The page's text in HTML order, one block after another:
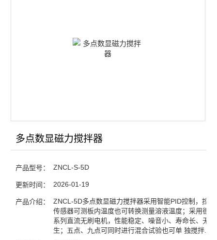
多点数显磁力搅拌器
产品型号： ZNCL-S-5D
更新时间： 2026-01-19
产品介绍：
ZNCL-5D多点数显磁力搅拌器采用智能PID控制，控
传感器可测板内温度也可转换测量溶液温度；采用德
系列直流无刷电机，性能稳定、噪音小、寿命长、无
生；五点、九点可同时进行混合试验也可单 独搅拌.